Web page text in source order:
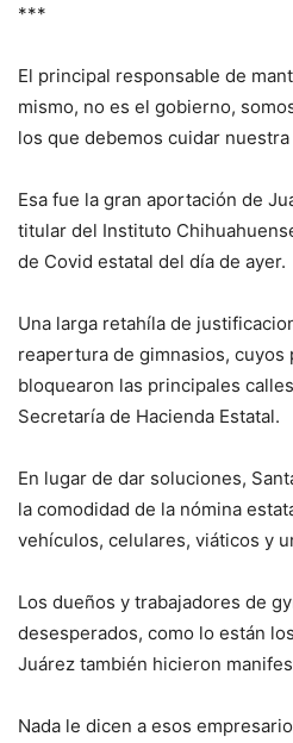
***
El principal responsable de
mismo, no es el gobierno,
los que debemos cuidar nuestra
Esa fue la gran aportación de
titular del Instituto
de Covid estatal del día de ayer.
Una larga retahíla de
reapertura de gimnasios, cuyos
bloquearon las principales
Secretaría de Hacienda Estatal.
En lugar de dar soluciones,
la comodidad de la nómina
vehículos, celulares, viáticos y
Los dueños y trabajadores de
desesperados, como lo están
Juárez también hicieron
Nada le dicen a esos